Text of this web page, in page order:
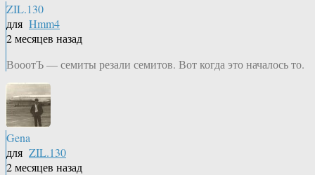
ZIL.130
для Hmm4
2 месяцев назад
ВооотЪ — семиты резали семитов. Вот когда это началось то.
Gena
для ZIL.130
2 месяцев назад